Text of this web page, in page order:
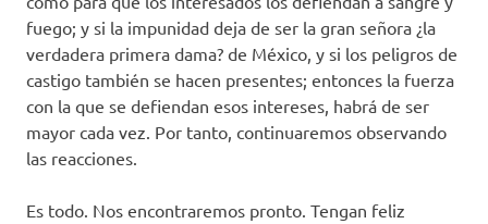
fuego; y si la impunidad deja de ser la gran señora ¿la
verdadera primera dama? de México, y si los peligros de
castigo también se hacen presentes; entonces la fuerza
con la que se defiendan esos intereses, habrá de ser
mayor cada vez. Por tanto, continuaremos observando
las reacciones.
Es todo. Nos encontraremos pronto. Tengan feliz